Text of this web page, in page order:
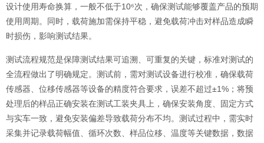
设计使用寿命换算，一般不低于10⁶次，确保测试能够覆盖产品的预期
使用周期。同时，载荷施加需保持平稳，避免载荷冲击对样品造成瞬
时损伤，影响测试结果。
测试流程规范是保障测试结果可追溯、可重复的关键，标准对测试的
全流程做出了明确规定。测试前，需对测试设备进行校准，确保载荷
传感器、位移传感器等设备的精度符合要求，误差不超过±1%；将预
处理后的样品正确安装在测试工装夹具上，确保安装角度、固定方式
与实车一致，避免安装偏差导致载荷分布不均。测试过程中，需实时
采集并记录载荷幅值、循环次数、样品位移、温度等关键数据，数据